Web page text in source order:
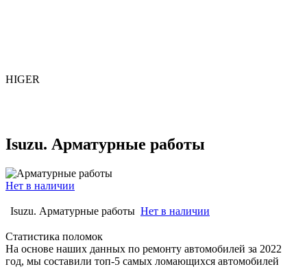
HIGER
Isuzu. Арматурные работы
Нет в наличии
Isuzu. Арматурные работы Нет в наличии
Статистика поломок
На основе наших данных по ремонту автомобилей за 2022
год, мы составили топ-5 самых ломающихся автомобилей